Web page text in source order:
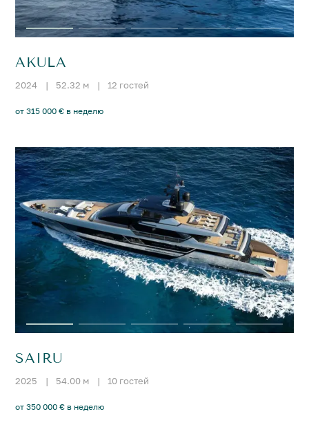
AKULA
2024 | 52.32 м | 12 гостей
от 315 000 € в неделю
SAIRU
2025 | 54.00 м | 10 гостей
от 350 000 € в неделю